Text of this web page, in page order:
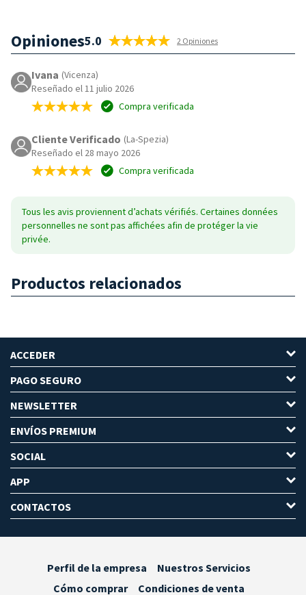
Opiniones5.0 2 Opiniones
Ivana (Vicenza)
Reseñado el 11 julio 2026
Compra verificada
Cliente Verificado (La-Spezia)
Reseñado el 28 mayo 2026
Compra verificada
Tous les avis proviennent d’achats vérifiés. Certaines données
personnelles ne sont pas affichées afin de protéger la vie
privée.
Productos relacionados
ACCEDER
PAGO SEGURO
NEWSLETTER
ENVÍOS PREMIUM
SOCIAL
APP
CONTACTOS
Perfil de la empresa
Nuestros Servicios
Cómo comprar
Condiciones de venta